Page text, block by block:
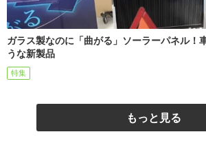
ガラス製なのに「曲がる」ソーラーパネル！
うな新製品
特集
もっと見る